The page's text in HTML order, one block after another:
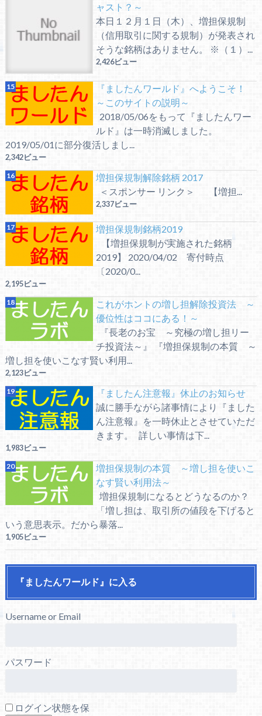
ャスト？～
本日１２月１日（木）、増担保規制
（信用取引に関する規制）が発表され
そうな銘柄はありません。 ※（１）...
2,426ビュー
『ましたんワールド』へようこそ！
～このサイトの説明～
2018/05/06をもって『ましたんワー
ルド』は一時消滅しました。
2019/05/01に部分復活しまし...
2,342ビュー
増担保規制解除銘柄 2017
＜スポンサー リンク＞ 【増担...
2,337ビュー
増担保規制銘柄2019
【増担保規制が実施された銘柄
2019】 2020/04/02 寄付時点
〔2020/0...
2,195ビュー
これがホントの増し担解除投資法 ～
優位性はココにある！～
『長老のお宝 ～究極の増し担リー
チ投資法～』 『増担保規制の本質 ～
増し担を使いこなす賢い利用...
2,123ビュー
『ましたん注意報』休止のお知らせ
誠に勝手ながら諸事情により『ました
ん注意報』を一時休止とさせていただ
きます。 詳しい事情は下...
1,983ビュー
増担保規制の本質 ～増し担を使いこ
なす賢い利用法～
増担保規制になるとどうなるのか？
「増し担は、取引所の値段を下げると
いう意思表示。だから暴落...
1,905ビュー
『ましたんワールド』に入る
Username or Email
パスワード
ログイン状態を保